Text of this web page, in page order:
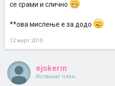
се срами и слично
**ова мислење е за додо
12 март 2010
ejokerm
Истакнат член